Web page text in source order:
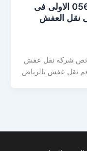
نقل عفش الرياض 0568829975 الاولى فى
نقل العفش
شركة نقل عفش
نقل عفش بالرياض